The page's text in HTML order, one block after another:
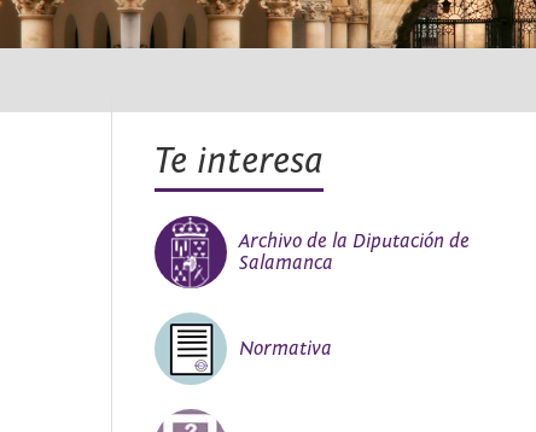
Te interesa
Archivo de la Diputación de
Salamanca
Normativa